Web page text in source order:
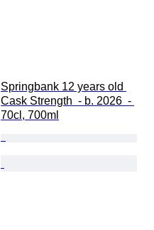
Springbank 12 years old
Cask Strength  - b. 2026  -
70cl, 700ml